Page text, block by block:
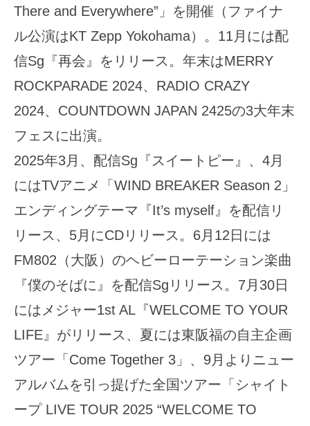
There and Everywhere”」を開催（ファイナ
ル公演はKT Zepp Yokohama）。11月には配
信Sg『再会』をリリース。年末はMERRY
ROCKPARADE 2024、RADIO CRAZY
2024、COUNTDOWN JAPAN 2425の3大年末
フェスに出演。
2025年3月、配信Sg『スイートピー』、4月
にはTVアニメ「WIND BREAKER Season 2」
エンディングテーマ『It’s myself』を配信リ
リース、5月にCDリリース。6月12日には
FM802（大阪）のヘビーローテーション楽曲
『僕のそばに』を配信Sgリリース。7月30日
にはメジャー1st AL『WELCOME TO YOUR
LIFE』がリリース、夏には東阪福の自主企画
ツアー「Come Together 3」、9月よりニュー
アルバムを引っ提げた全国ツアー「シャイト
ープ LIVE TOUR 2025 “WELCOME TO